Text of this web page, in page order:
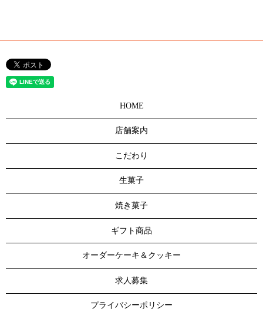
HOME
店舗案内
こだわり
生菓子
焼き菓子
ギフト商品
オーダーケーキ＆クッキー
求人募集
プライバシーポリシー